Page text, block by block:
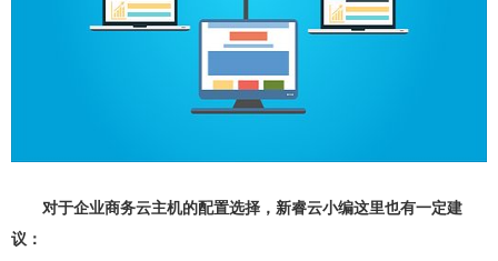
对于企业商务云主机的配置选择，新睿云小编这里也有一定建
议：